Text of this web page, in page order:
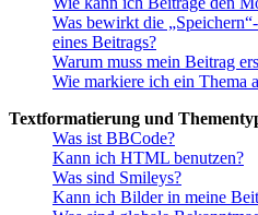
Was bewirkt die
eines Beitrags?
Warum muss mein Beitrag
Wie markiere ich ein Thema
Textformatierung und
Was ist BBCode?
Kann ich HTML benutzen?
Was sind Smileys?
Kann ich Bilder in meine